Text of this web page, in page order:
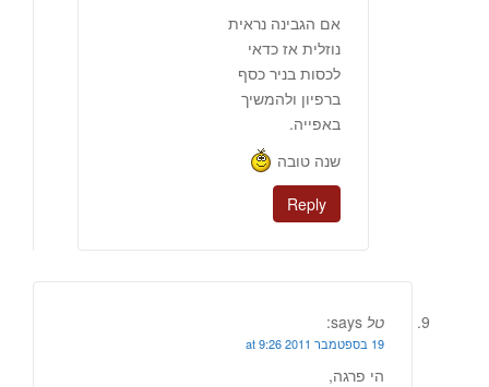
אם הגבינה נראית
נוזלית אז כדאי
לכסות בניר כסף
ברפיון ולהמשיך
באפייה.
שנה טובה
Reply
טל says:
19 בספטמבר 2011 at 9:26
הי פרגה,